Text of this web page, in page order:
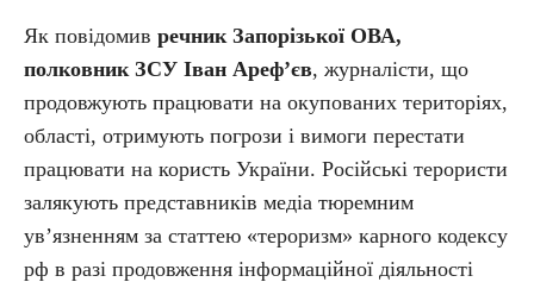
Як повідомив речник Запорізької ОВА,
полковник ЗСУ Іван Ареф’єв, журналісти, що
продовжують працювати на окупованих територіях,
області, отримують погрози і вимоги перестати
працювати на користь України. Російські терористи
залякують представників медіа тюремним
ув’язненням за статтею «тероризм» карного кодексу
рф в разі продовження інформаційної діяльності